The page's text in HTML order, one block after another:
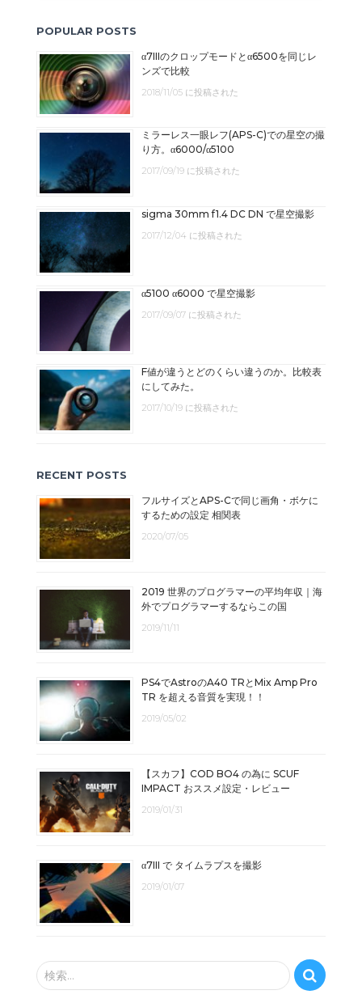
POPULAR POSTS
α7IIIのクロップモードとα6500を同じレ
ンズで比較
2018/11/05 に投稿された
ミラーレス一眼レフ(APS-C)での星空の撮
り方。α6000/α5100
2017/09/19 に投稿された
sigma 30mm f1.4 DC DN で星空撮影
2017/12/04 に投稿された
α5100 α6000 で星空撮影
2017/09/07 に投稿された
F値が違うとどのくらい違うのか。比較表
にしてみた。
2017/10/19 に投稿された
RECENT POSTS
フルサイズとAPS-Cで同じ画角・ボケに
するための設定 相関表
2020/07/05
2019 世界のプログラマーの平均年収｜海
外でプログラマーするならこの国
2019/11/11
PS4でAstroのA40 TRとMix Amp Pro
TR を超える音質を実現！！
2019/05/02
【スカフ】COD BO4 の為に SCUF
IMPACT おススメ設定・レビュー
2019/01/31
α7III で タイムラプスを撮影
2019/01/07
検
索
検索…